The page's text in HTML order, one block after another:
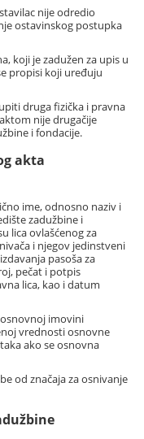
nije odredio
ostavinskog postupka
koji je zadužen za upis u
propisi koji uređuju
druga fizička i pravna
nije drugačije
i fondacije.
akta
ime, odnosno naziv i
zadužbine i
lica ovlašćenog za
i njegov jedinstveni
pasoša za
pečat i potpis
lica, kao i datum
imovini
vrednosti osnovne
ako se osnovna
od značaja za osnivanje